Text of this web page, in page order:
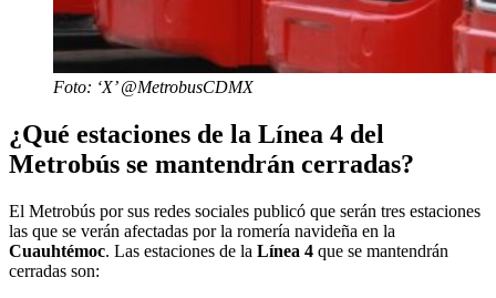
Foto: ‘X’ @MetrobusCDMX
¿Qué estaciones de la Línea 4 del
Metrobús se mantendrán cerradas?
El Metrobús por sus redes sociales publicó que serán tres estaciones
las que se verán afectadas por la romería navideña en la
Cuauhtémoc. Las estaciones de la Línea 4 que se mantendrán
cerradas son: